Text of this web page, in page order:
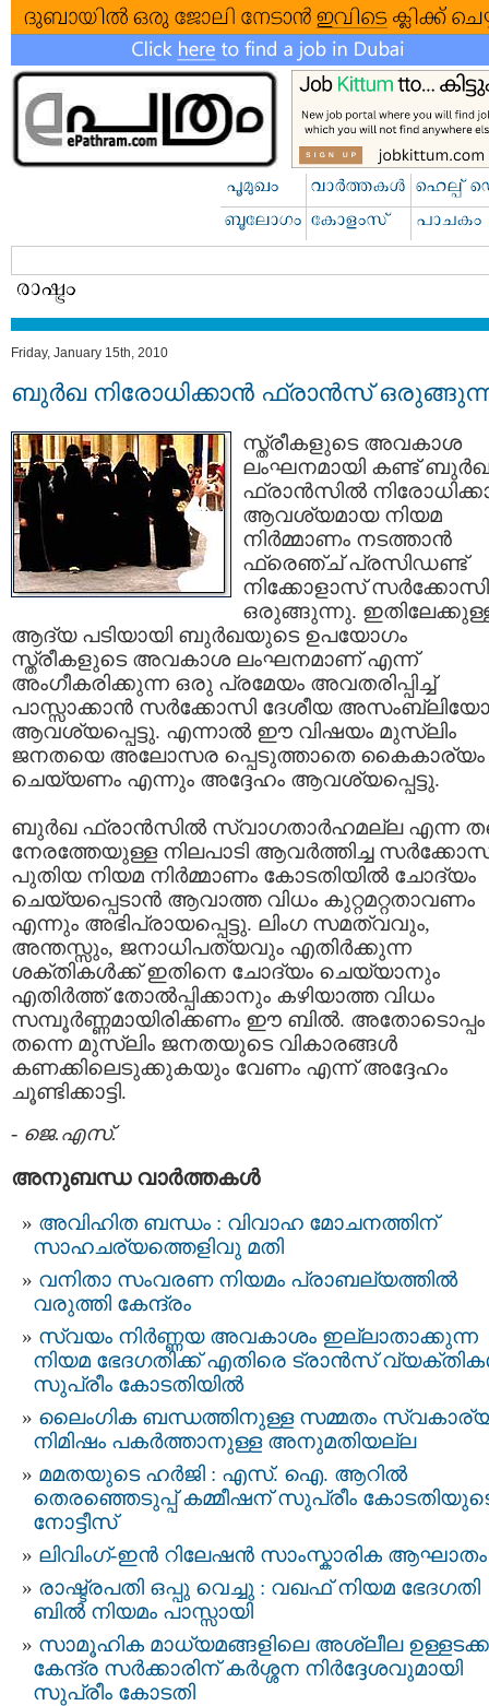
Friday, January 15th, 2010
ബുര്‍ഖ നിരോധിക്കാന്‍ ഫ്രാന്‍സ്
സ്ത്രീകളുടെ അവകാശ
ലംഘനമായി കണ്ട് ബുര്‍ഖ
ഫ്രാന്‍സില്‍
ആവശ്യമായ നിയമ
നിര്‍മ്മാണം നടത്താന്‍
ഫ്രെഞ്ച് പ്രസിഡണ്ട്
നിക്കോളാസ് സര്‍ക്കോസി
ഒരുങ്ങുന്നു.
ആദ്യ പടിയായി ബുര്‍ഖയുടെ ഉപയോഗം
സ്ത്രീകളുടെ അവകാശ ലംഘനമാണ് എന്ന്
അംഗീകരിക്കുന്ന ഒരു പ്രമേയം അവതരിപ്പിച്ച്
പാസ്സാക്കാന്‍ സര്‍ക്കോസി ദേശീയ
ആവശ്യപ്പെട്ടു. എന്നാല്‍ ഈ വിഷയം മുസ്ലിം
ജനതയെ അലോസര പ്പെടുത്താതെ കൈകാര്യം
ചെയ്യണം എന്നും അദ്ദേഹം ആവശ്യപ്പെട്ടു.
ബുര്‍ഖ ഫ്രാന്‍സില്‍ സ്വാഗതാര്‍ഹമല്ല എന്ന
നേരത്തേയുള്ള നിലപാടി ആവര്‍ത്തിച്ച
പുതിയ നിയമ നിര്‍മ്മാണം കോടതിയില്‍ ചോദ്യം
ചെയ്യപ്പെടാന്‍ ആവാത്ത വിധം കുറ്റമറ്റതാവണം
എന്നും അഭിപ്രായപ്പെട്ടു. ലിംഗ സമത്വവും,
അന്തസ്സും, ജനാധിപത്യവും എതിര്‍ക്കുന്ന
ശക്തികള്‍ക്ക് ഇതിനെ ചോദ്യം ചെയ്യാനും
എതിര്‍ത്ത് തോല്‍പ്പിക്കാനും കഴിയാത്ത വിധം
സമ്പൂര്‍ണ്ണമായിരിക്കണം ഈ ബില്‍. അതോടൊപ്പം
തന്നെ മുസ്ലിം ജനതയുടെ വികാരങ്ങള്‍
കണക്കിലെടുക്കുകയും വേണം എന്ന് അദ്ദേഹം
ചൂണ്ടിക്കാട്ടി.
- ജെ.എസ്.
അനുബന്ധ വാര്‍ത്തകള്‍
അവിഹിത ബന്ധം : വിവാഹ മോചനത്തിന്
സാഹചര്യത്തെളിവു മതി
വനിതാ സംവരണ നിയമം പ്രാബല്യത്തിൽ
വരുത്തി കേന്ദ്രം
സ്വയം നിർണ്ണയ അവകാശം ഇല്ലാതാക്കുന്ന
നിയമ ഭേദഗതിക്ക് എതിരെ ട്രാൻസ്
സുപ്രീം കോടതിയിൽ
ലൈംഗിക ബന്ധത്തിനുള്ള സമ്മതം
നിമിഷം പകർത്താനുള്ള അനുമതിയല്ല
മമതയുടെ ഹർജി : എസ്. ഐ. ആറില്‍
തെരഞ്ഞെടുപ്പ്‌ കമ്മീഷന്‌ സുപ്രീം
നോട്ടീസ്‌
ലിവിംഗ്-ഇൻ റിലേഷൻ സാംസ്കാരിക ആഘാതം
രാഷ്ട്രപതി ഒപ്പു വെച്ചു : വഖഫ് നിയമ ഭേദഗതി
ബില്‍ നിയമം പാസ്സായി
സാമൂഹിക മാധ്യമങ്ങളിലെ അശ്ലീല
കേന്ദ്ര സർക്കാരിന് കർശ്ശന നിർദ്ദേശവുമായി
സുപ്രീം കോടതി